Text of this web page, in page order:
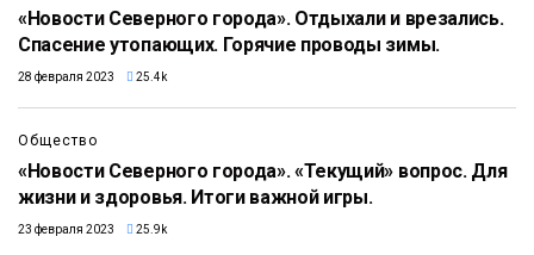
«Новости Северного города». Отдыхали и врезались.
Спасение утопающих. Горячие проводы зимы.
28 февраля 2023 25.4k
18:07
Общество
«Новости Северного города». «Текущий» вопрос. Для
жизни и здоровья. Итоги важной игры.
23 февраля 2023 25.9k